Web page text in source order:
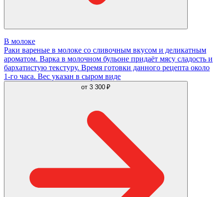
В молоке
Раки вареные в молоке со сливочным вкусом и деликатным
ароматом. Варка в молочном бульоне придаёт мясу сладость и
бархатистую текстуру. Время готовки данного рецепта около
1-го часа. Вес указан в сыром виде
от 3 300 ₽